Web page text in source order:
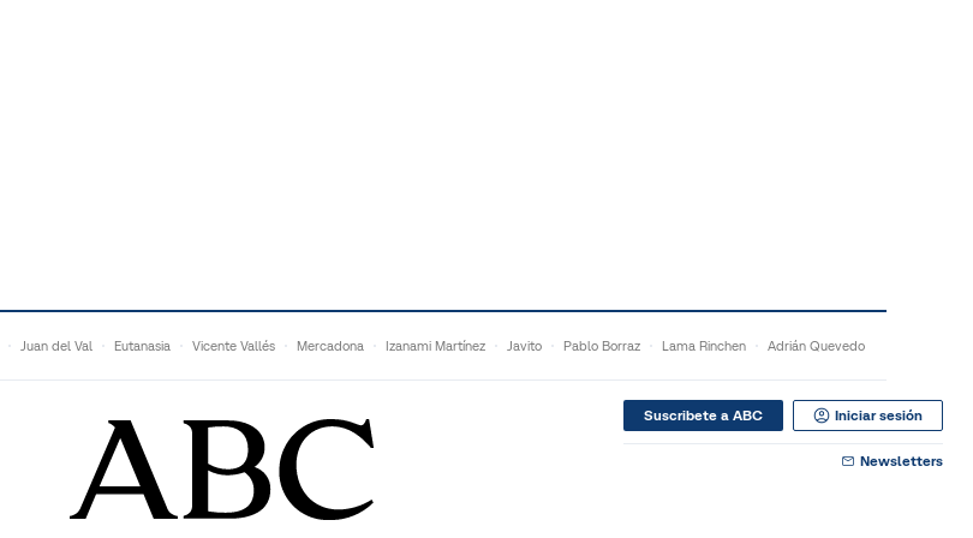
Juan del Val Eutanasia Vicente Vallés Mercadona Izanami Martínez Javito Pablo Borraz Lama Rinchen Adrián Quevedo
Suscribete a ABC Iniciar sesión
Newsletters